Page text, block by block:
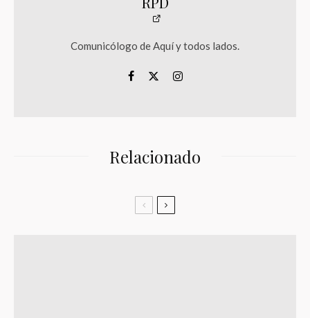
Comunicólogo de Aquí y todos lados.
Relacionado